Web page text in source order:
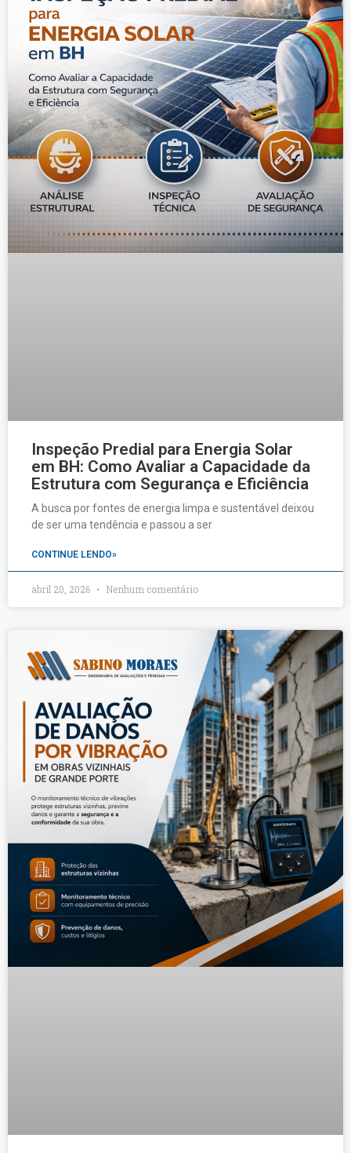
Inspeção Predial para Energia Solar
em BH: Como Avaliar a Capacidade da
Estrutura com Segurança e Eficiência
A busca por fontes de energia limpa e sustentável deixou
de ser uma tendência e passou a ser
CONTINUE LENDO»
abril 20, 2026 Nenhum comentário